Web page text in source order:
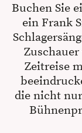
Buchen Sie
ein Frank
Zeitreise
die nicht